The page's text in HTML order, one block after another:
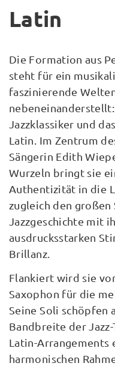
Latin
Die Formation aus
steht für ein
faszinierende
Jazzklassiker und
Latin. Im Zentrum
Sängerin Edith
Wurzeln bringt sie
Authentizität in die
zugleich den großen
Jazzgeschichte mit
ausdrucksstarken
Brillanz.
Flankiert wird sie
Saxophon für die
Seine Soli schöpfen
Bandbreite der
Latin-Arrangements
harmonischen